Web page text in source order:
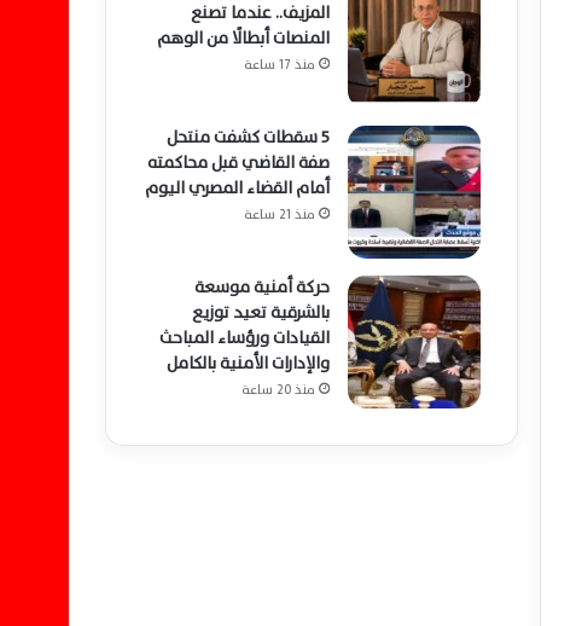
المزيف.. عندما تصنع
المنصات أبطالًا من الوهم
منذ 17 ساعة
5 سقطات كشفت منتحل
صفة القاضي قبل محاكمته
أمام القضاء المصري اليوم
منذ 21 ساعة
حركة أمنية موسعة
بالشرقية تعيد توزيع
القيادات ورؤساء المباحث
والإدارات الأمنية بالكامل
منذ 20 ساعة